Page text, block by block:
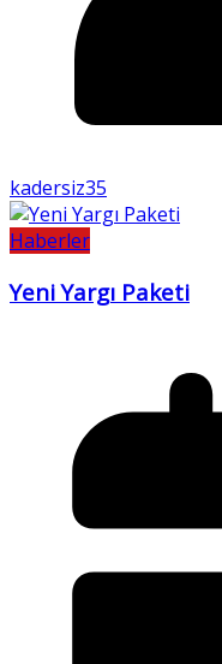
kadersiz35
Haberler
Yeni Yargı Paketi